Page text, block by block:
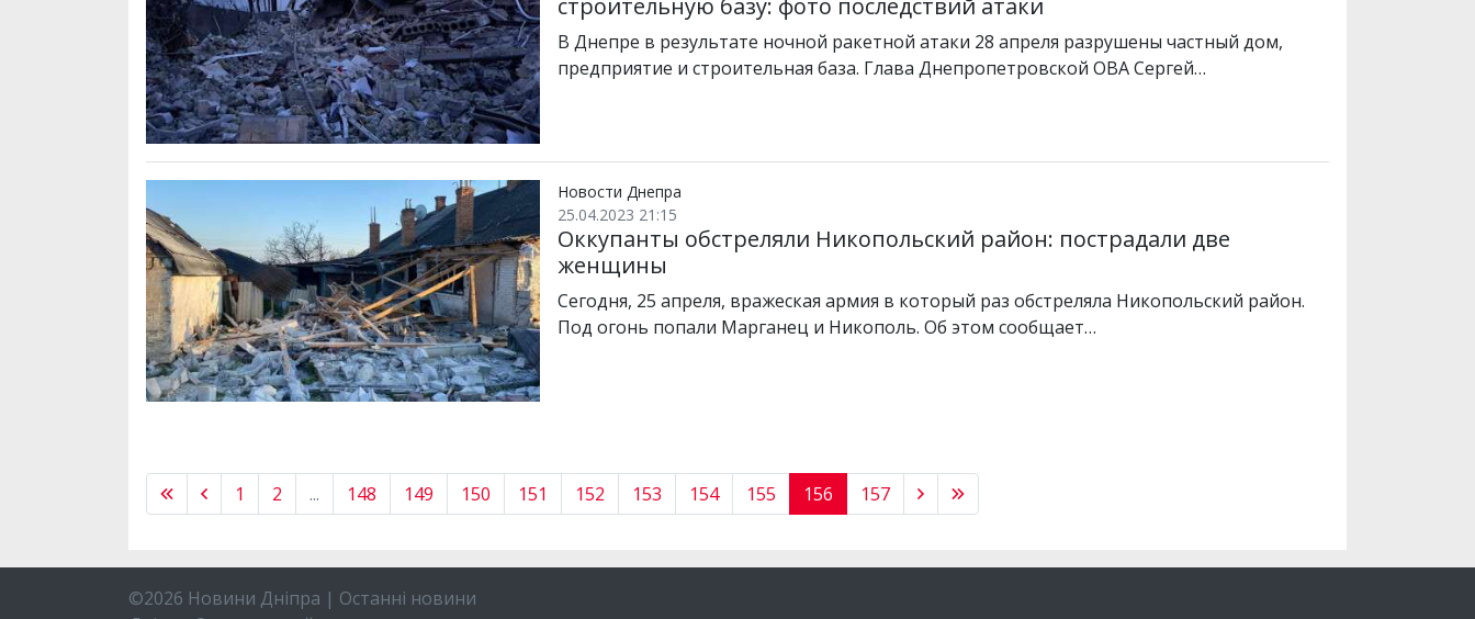
строительную базу: фото последствий атаки
В Днепре в результате ночной ракетной атаки 28 апреля разрушены частный дом,
предприятие и строительная база. Глава Днепропетровской ОВА Сергей…
Новости Днепра
25.04.2023 21:15
Оккупанты обстреляли Никопольский район: пострадали две
женщины
Сегодня, 25 апреля, вражеская армия в который раз обстреляла Никопольский район.
Под огонь попали Марганец и Никополь. Об этом сообщает…
1 2 ... 148 149 150 151 152 153 154 155 156 157
©2026 Новини Дніпра | Останні новини